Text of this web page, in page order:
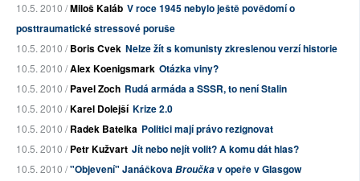
10.5. 2010 /Miloš Kaláb V roce 1945 nebylo ještě povědomí o
posttraumatické stressové poruše
10.5. 2010 /Boris Cvek Nelze žít s komunisty zkreslenou verzí historie
10.5. 2010 /Alex Koenigsmark Otázka viny?
10.5. 2010 /Pavel Zoch Rudá armáda a SSSR, to není Stalin
10.5. 2010 /Karel Dolejší Krize 2.0
10.5. 2010 /Radek Batelka Politici mají právo rezignovat
10.5. 2010 /Petr Kužvart Jít nebo nejít volit? A komu dát hlas?
10.5. 2010 /"Objevení" JanáčkovaBroučkav opeře v Glasgow